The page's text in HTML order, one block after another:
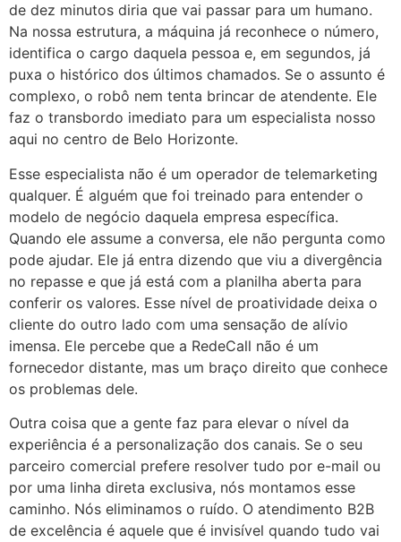
de dez minutos diria que vai passar para um humano.
Na nossa estrutura, a máquina já reconhece o número,
identifica o cargo daquela pessoa e, em segundos, já
puxa o histórico dos últimos chamados. Se o assunto é
complexo, o robô nem tenta brincar de atendente. Ele
faz o transbordo imediato para um especialista nosso
aqui no centro de Belo Horizonte.
Esse especialista não é um operador de telemarketing
qualquer. É alguém que foi treinado para entender o
modelo de negócio daquela empresa específica.
Quando ele assume a conversa, ele não pergunta como
pode ajudar. Ele já entra dizendo que viu a divergência
no repasse e que já está com a planilha aberta para
conferir os valores. Esse nível de proatividade deixa o
cliente do outro lado com uma sensação de alívio
imensa. Ele percebe que a RedeCall não é um
fornecedor distante, mas um braço direito que conhece
os problemas dele.
Outra coisa que a gente faz para elevar o nível da
experiência é a personalização dos canais. Se o seu
parceiro comercial prefere resolver tudo por e-mail ou
por uma linha direta exclusiva, nós montamos esse
caminho. Nós eliminamos o ruído. O atendimento B2B
de excelência é aquele que é invisível quando tudo vai